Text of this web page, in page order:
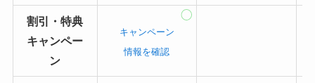
割引・特典
キャンペー
ン
キャンペーン
情報を確認